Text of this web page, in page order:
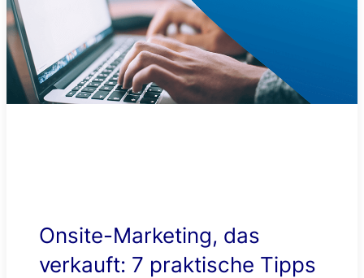
Onsite-Marketing, das
verkauft: 7 praktische Tipps